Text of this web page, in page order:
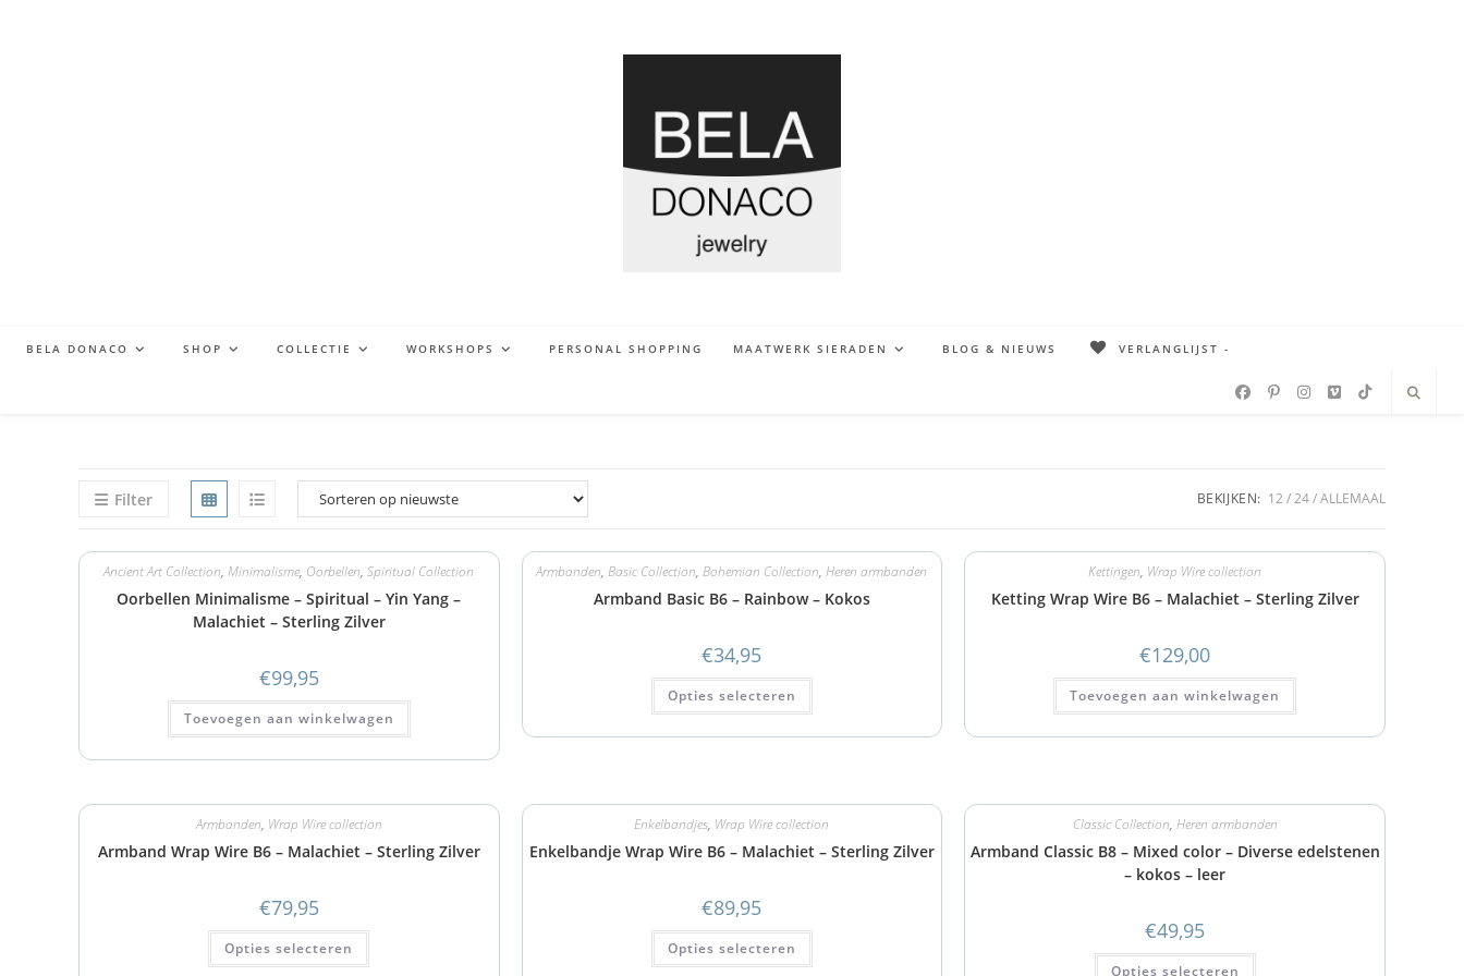
BELA DONACO SHOP COLLECTIE WORKSHOPS PERSONAL SHOPPING MAATWERK SIERADEN BLOG & NIEUWS VERLANGLIJST -
Filter BEKIJKEN: 12 24 ALLEMAAL
Ancient Art Collection,Minimalisme, Oorbellen,Spiritual Collection
Oorbellen Minimalisme – Spiritual – Yin Yang –
Malachiet – Sterling Zilver
€99,95
Toevoegen aan winkelwagen
Armbanden,Basic Collection,Bohemian Collection,Heren armbanden
Armband Basic B6 – Rainbow – Kokos
€34,95
Opties selecteren
Kettingen, Wrap Wire collection
Ketting Wrap Wire B6 – Malachiet – Sterling Zilver
€129,00
Toevoegen aan winkelwagen
Armbanden, Wrap Wire collection
Armband Wrap Wire B6 – Malachiet – Sterling Zilver
€79,95
Opties selecteren
Enkelbandjes, Wrap Wire collection
Enkelbandje Wrap Wire B6 – Malachiet – Sterling Zilver
€89,95
Opties selecteren
Classic Collection, Heren armbanden
Armband Classic B8 – Mixed color – Diverse edelstenen
– kokos – leer
€49,95
Opties selecteren